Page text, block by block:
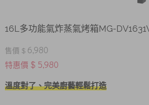
16L多功能氣炸蒸氣烤箱MG-
售價 $ 6,980
特惠價 $ 5,980
溫度對了、完美廚藝輕鬆打造